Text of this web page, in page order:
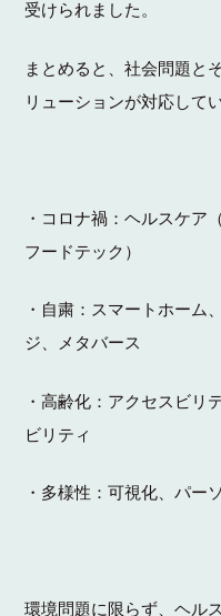
受けられました。
まとめると、社会問題と
リューションが対応して
・コロナ禍：ヘルスケア
フードテック）
・自粛：スマートホーム
ジ、メタバース
・高齢化：アクセスビリ
ビリティ
・多様性：可視化、パー
環境問題に限らず、ヘル